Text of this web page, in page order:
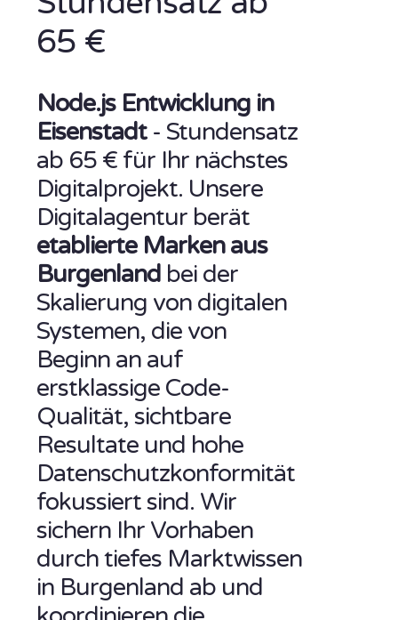
65 €
Node.js Entwicklung in
Eisenstadt- Stundensatz
ab 65 € für Ihr nächstes
Digitalprojekt. Unsere
Digitalagentur berät
etablierte Marken aus
Burgenland bei der
Skalierung von digitalen
Systemen, die von
Beginn an auf
erstklassige Code-
Qualität, sichtbare
Resultate und hohe
Datenschutzkonformität
fokussiert sind. Wir
sichern Ihr Vorhaben
durch tiefes Marktwissen
in Burgenland ab und